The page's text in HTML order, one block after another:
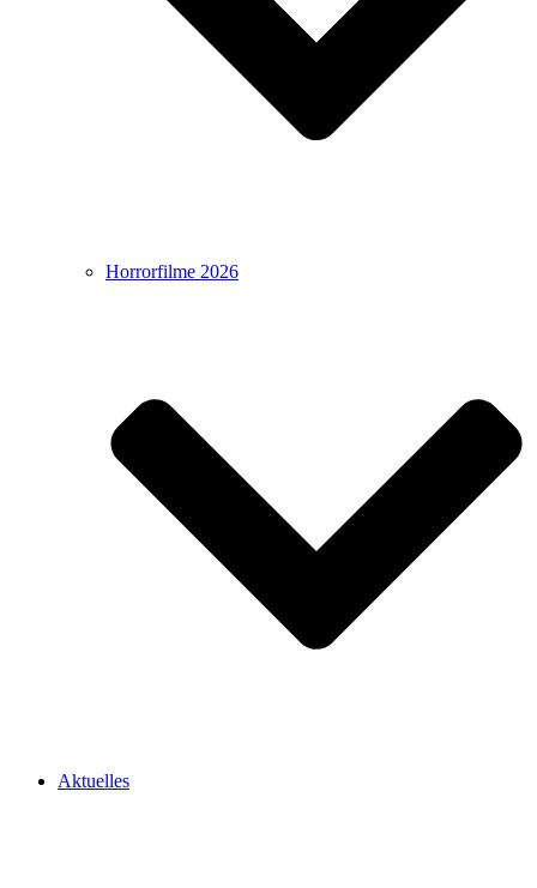
Horrorfilme 2026
Aktuelles